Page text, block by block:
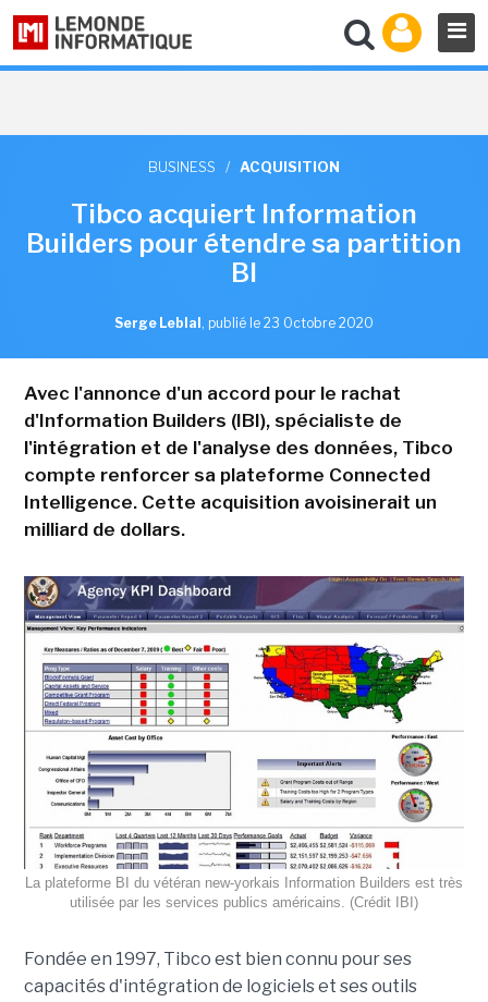
BUSINESS / ACQUISITION
Tibco acquiert Information
Builders pour étendre sa partition
BI
Serge Leblal , publié le 23 Octobre 2020
Avec l'annonce d'un accord pour le rachat
d'Information Builders (IBI), spécialiste de
l'intégration et de l'analyse des données, Tibco
compte renforcer sa plateforme Connected
Intelligence. Cette acquisition avoisinerait un
milliard de dollars.
La plateforme BI du vétéran new-yorkais Information Builders est très
utilisée par les services publics américains. (Crédit IBI)
Fondée en 1997, Tibco est bien connu pourses
capacités d'intégration de logiciels et sesoutils